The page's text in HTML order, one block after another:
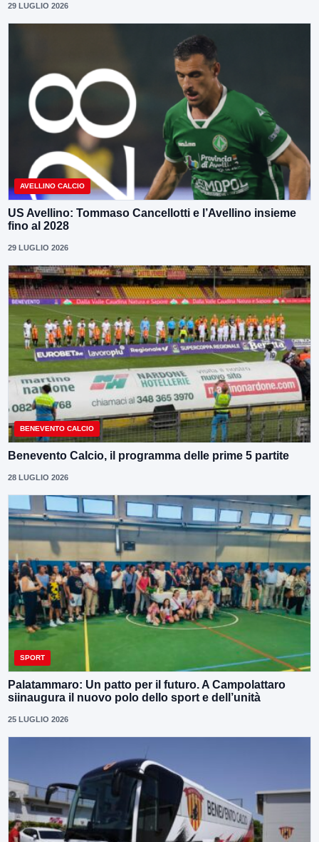
29 LUGLIO 2026
AVELLINO CALCIO
US Avellino: Tommaso Cancellotti e l’Avellino insieme
fino al 2028
29 LUGLIO 2026
BENEVENTO CALCIO
Benevento Calcio, il programma delle prime 5 partite
28 LUGLIO 2026
SPORT
Palatammaro: Un patto per il futuro. A Campolattaro
siinaugura il nuovo polo dello sport e dell’unità
25 LUGLIO 2026